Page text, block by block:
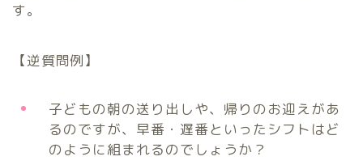
す。
【逆質問例】
子どもの朝の送り出しや、帰りのお迎えがあ
るのですが、早番・遅番といったシフトはど
のように組まれるのでしょうか？